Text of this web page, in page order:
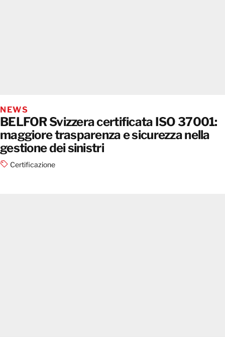
NEWS
BELFOR Svizzera certificata ISO 37001:
maggiore trasparenza e sicurezza nella
gestione dei sinistri
Certificazione